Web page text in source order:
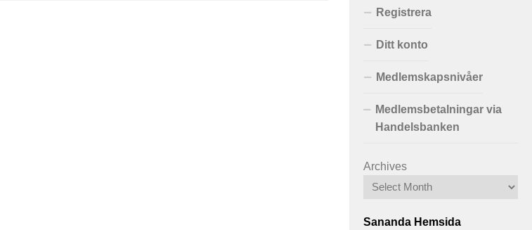
Registrera
Ditt konto
Medlemskapsnivåer
Medlemsbetalningar via
Handelsbanken
Archives
Sananda Hemsida